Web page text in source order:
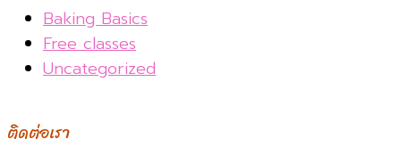
Baking Basics
Free classes
Uncategorized
ติดต่อเรา